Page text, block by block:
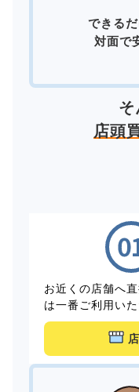
できる
対面で
そ
店頭
お近くの店舗へ
は一番ご利用い